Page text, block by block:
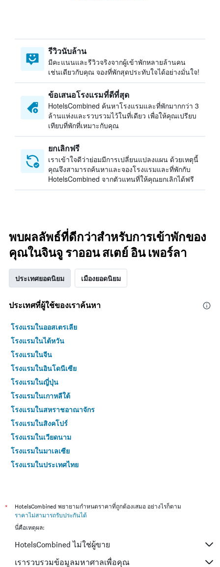
รีวิวนับล้าน
มีคะแนนและรีวิวจริงจากผู้เข้าพักหลายล้านคน
เช่นเดียวกับคุณ จองที่พักสุดประทับใจได้อย่างมั่นใจ!
ข้อเสนอโรงแรมที่ดีที่สุด
HotelsCombined ค้นหาโรงแรมและที่พักมากกว่า 3
ล้านแห่งและรวบรวมไว้ในที่เดียว เพื่อให้คุณเปรียบ
เทียบที่พักที่เหมาะกับคุณ
ยกเลิกฟรี
เราเข้าใจดีว่าย่อมมีการเปลี่ยนแปลงแผน ด้วยเหตุนี้
คุณจึงสามารถค้นหาและจองโรงแรมและที่พักกับ
HotelsCombined จากตัวแทนที่ให้คุณยกเลิกได้ฟรี
พบผลลัพธ์ที่ดีกว่าสำหรับการเข้าพักของ
คุณในจินจู ราออน สเตย์ อิน เพอร์ลา
ประเทศยอดนิยม เมืองยอดนิยม
ประเทศที่ผู้ใช้ของเราค้นหา
โรงแรมในออสเตรเลีย
โรงแรมในไต้หวัน
โรงแรมในจีน
โรงแรมในอินโดนีเซีย
โรงแรมในญี่ปุ่น
โรงแรมในเกาหลีใต้
โรงแรมในสหราชอาณาจักร
โรงแรมในสิงคโปร์
โรงแรมในเวียดนาม
โรงแรมในมาเลเซีย
โรงแรมในประเทศไทย
*
HotelsCombined พยายามกำหนดราคาที่ถูกต้องเสมอ อย่างไรก็ตาม
ราคาไม่สามารถรับประกันได้
นี่คือเหตุผล:
HotelsCombined ไม่ใช่ผู้ขาย
เรารวบรวมข้อมูลมหาศาลเพื่อคุณ